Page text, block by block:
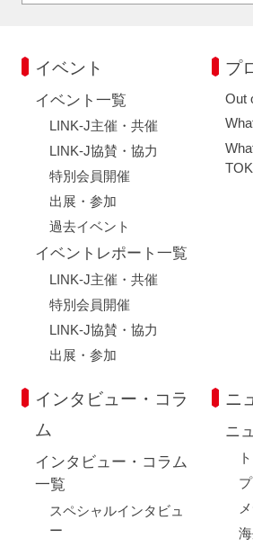
イベント
イベント一覧
LINK-J主催・共催
LINK-J協賛・協力
特別会員開催
出展・参加
過去イベント
イベントレポート一覧
LINK-J主催・共催
特別会員開催
LINK-J協賛・協力
出展・参加
プ
Out
インタビュー・コラ
ム
インタビュー・コラム
一覧
スペシャルインタビュ
ー
ニ
ニ